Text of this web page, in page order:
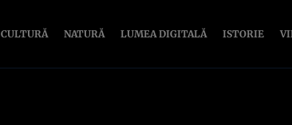
CULTURĂ NATURĂ LUMEA DIGITALĂ ISTORIE